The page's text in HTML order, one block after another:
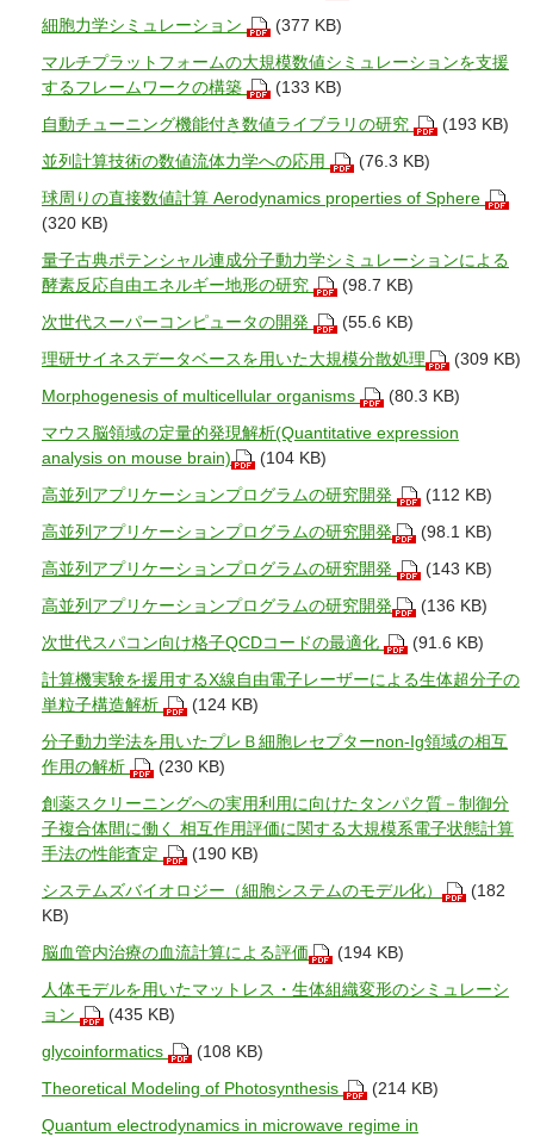
細胞力学シミュレーション
(377 KB)
マルチプラットフォームの大規模数値シミュレーションを支援
するフレームワークの構築
(133 KB)
自動チューニング機能付き数値ライブラリの研究
(193 KB)
並列計算技術の数値流体力学への応用
(76.3 KB)
球周りの直接数値計算 Aerodynamics properties of Sphere
(320 KB)
量子古典ポテンシャル連成分子動力学シミュレーションによる
酵素反応自由エネルギー地形の研究
(98.7 KB)
次世代スーパーコンピュータの開発
(55.6 KB)
理研サイネスデータベースを用いた大規模分散処理
(309 KB)
Morphogenesis of multicellular organisms
(80.3 KB)
マウス脳領域の定量的発現解析(Quantitative expression
analysis on mouse brain)
(104 KB)
高並列アプリケーションプログラムの研究開発
(112 KB)
高並列アプリケーションプログラムの研究開発
(98.1 KB)
高並列アプリケーションプログラムの研究開発
(143 KB)
高並列アプリケーションプログラムの研究開発
(136 KB)
次世代スパコン向け格子QCDコードの最適化
(91.6 KB)
計算機実験を援用するX線自由電子レーザーによる生体超分子の
単粒子構造解析
(124 KB)
分子動力学法を用いたプレＢ細胞レセプターnon-Ig領域の相互
作用の解析
(230 KB)
創薬スクリーニングへの実用利用に向けたタンパク質－制御分
子複合体間に働く 相互作用評価に関する大規模系電子状態計算
手法の性能査定
(190 KB)
システムズバイオロジー（細胞システムのモデル化）
(182
KB)
脳血管内治療の血流計算による評価
(194 KB)
人体モデルを用いたマットレス・生体組織変形のシミュレーシ
ョン
(435 KB)
glycoinformatics
(108 KB)
Theoretical Modeling of Photosynthesis
(214 KB)
Quantum electrodynamics in microwave regime in